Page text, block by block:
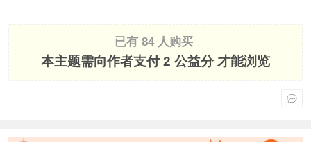
已有 84 人购买
本主题需向作者支付2 公益分才能浏览